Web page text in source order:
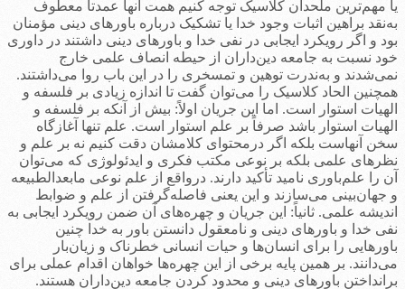
یا مهم‌ترین ملحدان کلاسیک توجه کنیم همت آنها عمدتاً معطوف
به‌نقد براهین اثبات وجود خدا یا تشکیک درباره باورهای دینی مؤمنان
بود و اگر رویکرد ایجابی در نفی خدا و باورهای دینی داشتند در داوری
خود نسبت به جامعه دین‌داران از حیطه انصاف علمی خارج
نمی‌شدند و به‌ندرت توهین و تمسخری را در این باب روا می‌داشتند.
همچنین الحاد کلاسیک را می‌توان گفت تا اندازه زیادی بر فلسفه و
الهیات استوار است. اما این جریان اولاً: بیش از آنکه بر فلسفه و
الهیات استوار باشد صرفاً بر علم استوار است. علم تنها آغازگاه
سخن آنهاست بلکه اگر درمحتوای کلامشان دقت کنیم نه بر علم و
نظرهای علمی بلکه بر نوعی مکتب فکری و ایدئولوژی که می‌توان
آن را علم‌باوری نامید تأکید دارند. درواقع از علم نوعی مابعدالطبیعه
و جهان‌بینی می‌سازند و این یعنی فاصله‌گرفتن از علم و ضوابط
اندیشه علمی. ثانیاً: این جریان و چهره‌های آن ضمن رویکرد ایجابی به
نفی خدا و باورهای دینی و نامعقول دانستن باور به خدا چنین
باورهایی را برای انسان‌ها و حیات انسانی خطرناک و زیان‌بار
می‌دانند. بر همین پایه برخی از این چهره‌ها خواهان اقدام عملی برای
برانداختن باورهای دینی و محدود کردن جامعه دین‌داران هستند.